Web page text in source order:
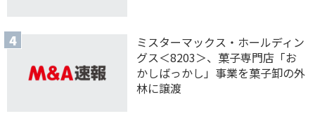
ミスターマックス・ホールディン
グス＜8203＞、菓子専門店「お
かしばっかし」事業を菓子卸の外
林に譲渡